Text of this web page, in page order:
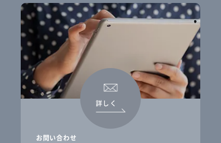
お問い合わせ
詳しく